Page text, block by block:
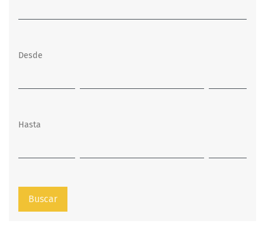
Desde
Hasta
Buscar